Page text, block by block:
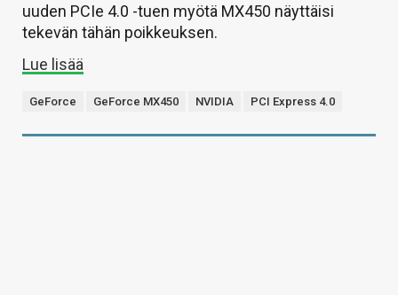
uuden PCIe 4.0 -tuen myötä MX450 näyttäisi
tekevän tähän poikkeuksen.
Lue lisää
GeForce GeForce MX450 NVIDIA PCI Express 4.0